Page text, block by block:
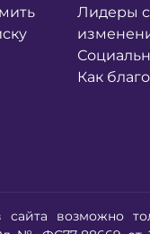
Лидеры
Как
возможно